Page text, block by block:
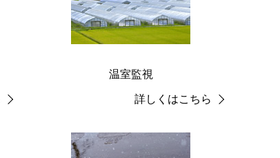
温室監視
詳しくはこちら